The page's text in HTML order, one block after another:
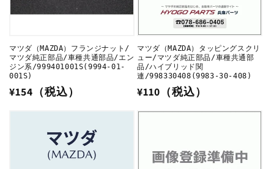
マツダ（MAZDA）フランジナット/
マツダ純正部品/車種共通部品/エン
ジン系/999401001S(9994-01-
001S)
通
¥154（税込）
マツダ（MAZDA）タッピングスクリ
ュー/マツダ純正部品/車種共通部
品/ハイブリッド関
連/998330408(9983-30-408)
通
¥110（税込）